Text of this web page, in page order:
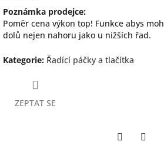
Poznámka prodejce:
Poměr cena výkon top! Funkce abys
dolů nejen nahoru jako u nižších řad.
Kategorie: Řadící páčky a tlačítka
ZEPTAT SE